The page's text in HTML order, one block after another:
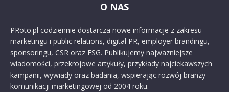
O NAS
PRoto.pl codziennie dostarcza nowe informacje z zakresu
marketingu i public relations, digital PR, employer brandingu,
sponsoringu, CSR oraz ESG. Publikujemy najważniejsze
wiadomości, przekrojowe artykuły, przykłady najciekawszych
kampanii, wywiady oraz badania, wspierając rozwój branży
komunikacji marketingowej od 2004 roku.